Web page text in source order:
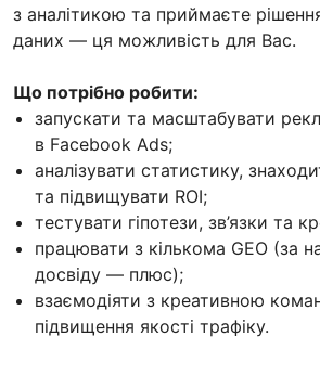
з аналітикою та приймаєте
даних — ця можливість для Вас.
Що потрібно робити:
запускати та масштабувати
в Facebook Ads;
аналізувати статистику,
та підвищувати ROI;
тестувати гіпотези, зв’язки та
працювати з кількома GEO (за
досвіду — плюс);
взаємодіяти з креативною
підвищення якості трафіку.